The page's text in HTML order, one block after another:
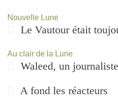
Nouvelle Lune
Le Vautour était
Au clair de la Lune
Waleed, un journaliste
A fond les réacteurs